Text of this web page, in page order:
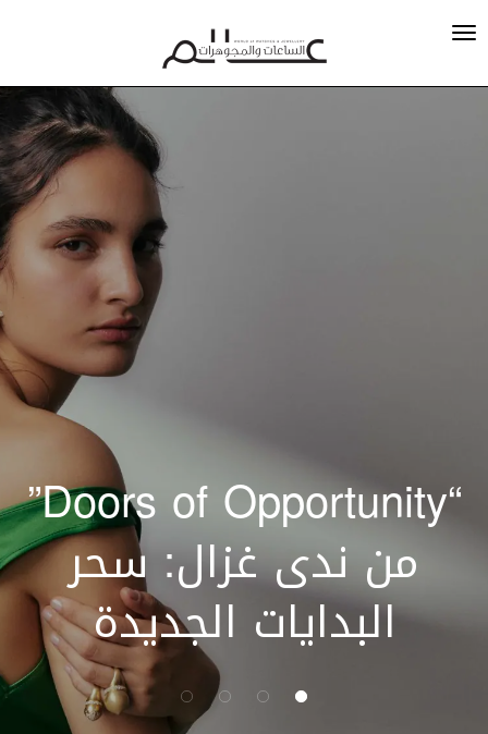
ساعة UR-100V Magic T
تتألق بنسخة “Hunter
Green” “أورويرك” تعيد
تعريف مفهوم إدراك
الألوان